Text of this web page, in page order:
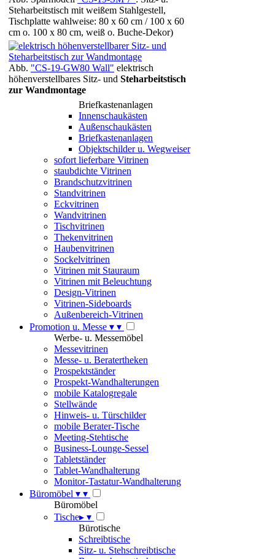
Steharbeitstisch mit weißem Stahlgestell,
Tischplatte wahlweise: 80 x 60 cm / 100 x 60
cm o. 100 x 80 cm, weiß o. Buche-Dekor)
Abb. "CS-19-GW80 Wall" elektrisch
höhenverstellbares Sitz- und Steharbeitstisch
zur Wandmontage
Briefkastenanlagen
Innenschaukästen
Außenschaukästen
Briefkastenanlagen
Objektschilder u. Wegweiser
sofort lieferbare Vitrinen
staubdichte Vitrinen
Brandschutzvitrinen
Standvitrinen
Eckvitrinen
Wandvitrinen
Tischvitrinen
Thekenvitrinen
Haubenvitrinen
Sockelvitrinen
Vitrinen mit Stauraum
Vitrinen mit Beleuchtung
Design-Vitrinen
Vitrinen-Sideboards
Außenbereich-Vitrinen
Promotion u. Messe ▾ ▾
Werbe- u. Messemöbel
Messevitrinen
Messe- u. Beratertheken
Prospektständer
Prospekt-Wandhalterungen
mobile Katalogregale
Stellwände
Hinweis- u. Türschilder
mobile Berater-Tische
Meeting-Stehtische
Business-Lounge-Sessel
Tabletständer
Tablet-Wandhalterung
Monitor-Tastatur-Wandhalterung
Büromöbel ▾ ▾
Büromöbel
Tische▸ ▾
Bürotische
Schreibtische
Sitz- u. Stehschreibtische